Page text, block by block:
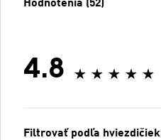
Hodnotenia (52)
4.8
Filtrovať podľa hviezdičiek